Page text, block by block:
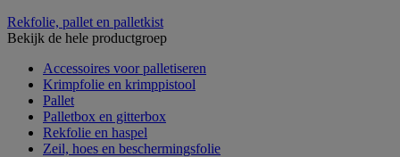
Rekfolie, pallet en palletkist
Bekijk de hele productgroep
Accessoires voor palletiseren
Krimpfolie en krimppistool
Pallet
Palletbox en gitterbox
Rekfolie en haspel
Zeil, hoes en beschermingsfolie